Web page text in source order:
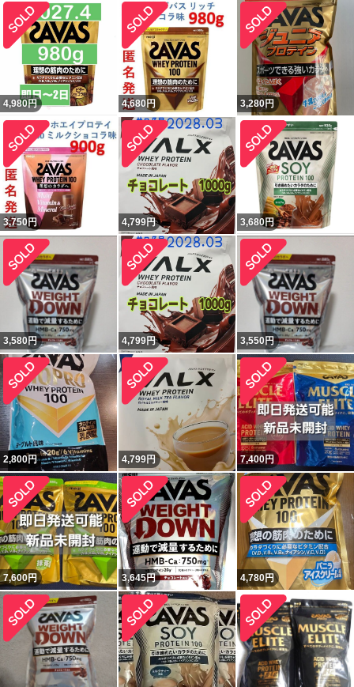
4,980円 4,680円 3,280円
3,750円 4,799円 3,680円
3,580円 4,799円 3,550円
2,800円 4,799円 7,400円
7,600円 3,645円 4,780円